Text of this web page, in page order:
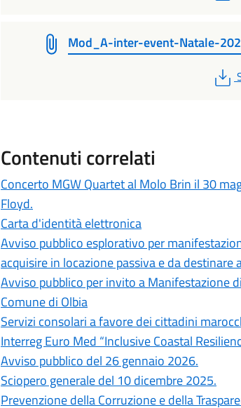
Mod_A-inter-event-Natale-
Contenuti correlati
Concerto MGW Quartet al Molo Brin il 30
Floyd.
Carta d'identità elettronica
Avviso pubblico esplorativo per
acquisire in locazione passiva e da destinare
Avviso pubblico per invito a Manifestazione
Comune di Olbia
Servizi consolari a favore dei cittadini
Interreg Euro Med “Inclusive Coastal
Avviso pubblico del 26 gennaio 2026.
Sciopero generale del 10 dicembre 2025.
Prevenzione della Corruzione e della